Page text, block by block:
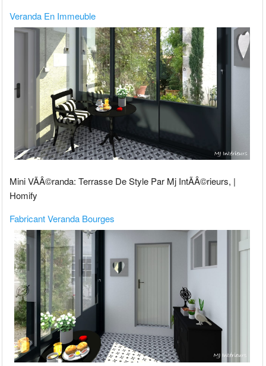
Veranda En Immeuble
Mini VÃÂ©randa: Terrasse De Style Par Mj IntÃÂ©rieurs, |
Homify
Fabricant Veranda Bourges